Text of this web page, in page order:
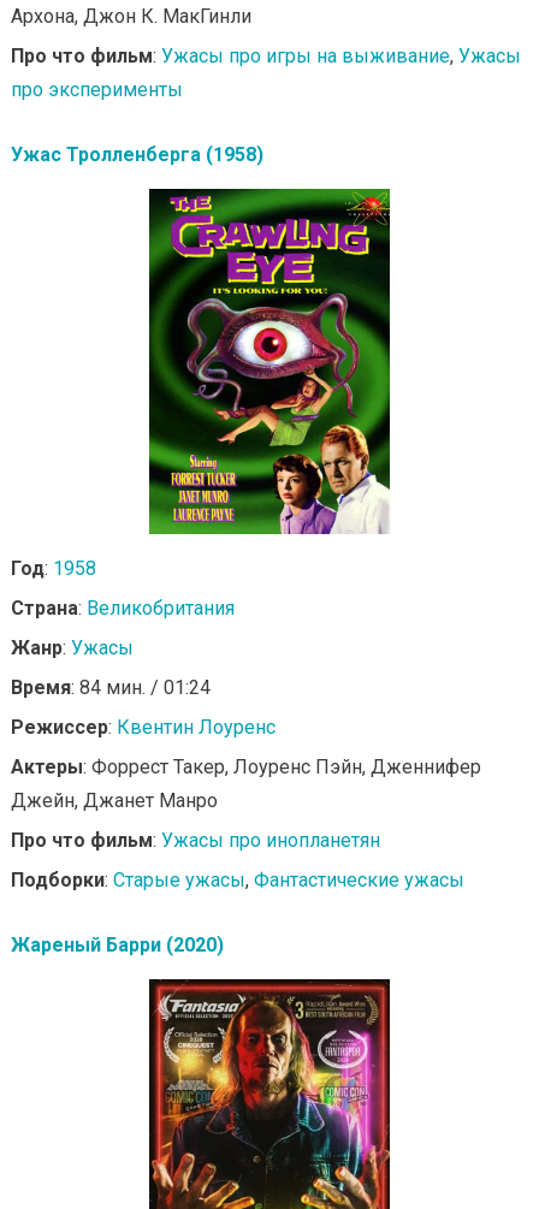
Архона, Джон К. МакГинли
Про что фильм: Ужасы про игры на выживание, Ужасы
про эксперименты
Ужас Тролленберга (1958)
Год: 1958
Страна: Великобритания
Жанр: Ужасы
Время: 84 мин. / 01:24
Режиссер: Квентин Лоуренс
Актеры: Форрест Такер, Лоуренс Пэйн, Дженнифер
Джейн, Джанет Манро
Про что фильм: Ужасы про инопланетян
Подборки: Старые ужасы, Фантастические ужасы
Жареный Барри (2020)